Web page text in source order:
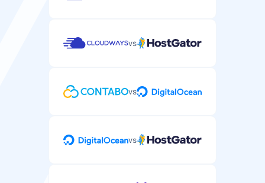
vs
vs
vs